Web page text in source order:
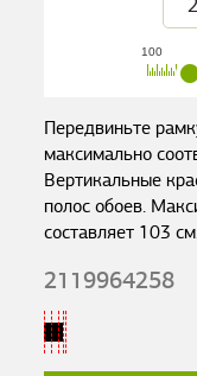
100
Передвиньте
максимально
Вертикальные
полос обоев.
составляет 103
2119964258